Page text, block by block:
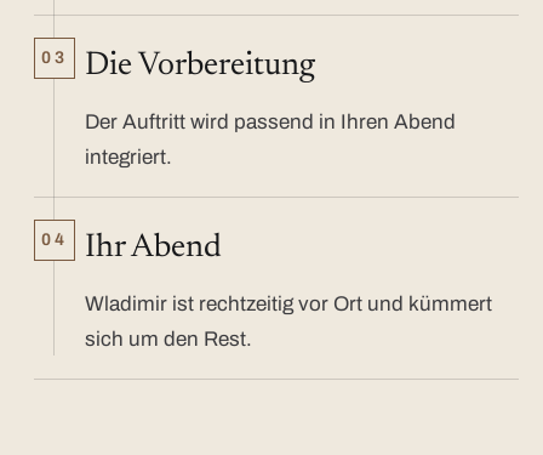
03 Die Vorbereitung
Der Auftritt wird passend in Ihren Abend
integriert.
04 Ihr Abend
Wladimir ist rechtzeitig vor Ort und kümmert
sich um den Rest.